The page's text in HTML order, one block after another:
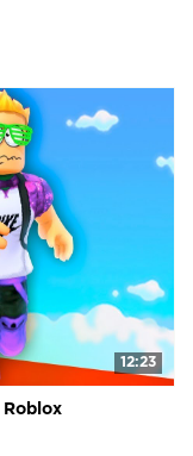
12:23